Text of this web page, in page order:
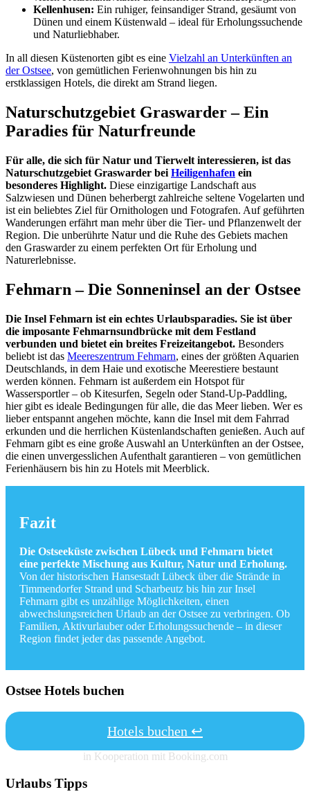
Kellenhusen: Ein ruhiger, feinsandiger Strand, gesäumt von
Dünen und einem Küstenwald – ideal für Erholungssuchende
und Naturliebhaber.
In all diesen Küstenorten gibt es eine Vielzahl an Unterkünften an
der Ostsee, von gemütlichen Ferienwohnungen bis hin zu
erstklassigen Hotels, die direkt am Strand liegen.
Naturschutzgebiet Graswarder – Ein
Paradies für Naturfreunde
Für alle, die sich für Natur und Tierwelt interessieren, ist das
Naturschutzgebiet Graswarder bei Heiligenhafen ein
besonderes Highlight. Diese einzigartige Landschaft aus
Salzwiesen und Dünen beherbergt zahlreiche seltene Vogelarten und
ist ein beliebtes Ziel für Ornithologen und Fotografen. Auf geführten
Wanderungen erfährt man mehr über die Tier- und Pflanzenwelt der
Region. Die unberührte Natur und die Ruhe des Gebiets machen
den Graswarder zu einem perfekten Ort für Erholung und
Naturerlebnisse.
Fehmarn – Die Sonneninsel an der Ostsee
Die Insel Fehmarn ist ein echtes Urlaubsparadies. Sie ist über
die imposante Fehmarnsundbrücke mit dem Festland
verbunden und bietet ein breites Freizeitangebot. Besonders
beliebt ist das Meereszentrum Fehmarn, eines der größten Aquarien
Deutschlands, in dem Haie und exotische Meerestiere bestaunt
werden können. Fehmarn ist außerdem ein Hotspot für
Wassersportler – ob Kitesurfen, Segeln oder Stand-Up-Paddling,
hier gibt es ideale Bedingungen für alle, die das Meer lieben. Wer es
lieber entspannt angehen möchte, kann die Insel mit dem Fahrrad
erkunden und die herrlichen Küstenlandschaften genießen. Auch auf
Fehmarn gibt es eine große Auswahl an Unterkünften an der Ostsee,
die einen unvergesslichen Aufenthalt garantieren – von gemütlichen
Ferienhäusern bis hin zu Hotels mit Meerblick.
Fazit
Die Ostseeküste zwischen Lübeck und Fehmarn bietet
eine perfekte Mischung aus Kultur, Natur und Erholung.
Von der historischen Hansestadt Lübeck über die Strände in
Timmendorfer Strand und Scharbeutz bis hin zur Insel
Fehmarn gibt es unzählige Möglichkeiten, einen
abwechslungsreichen Urlaub an der Ostsee zu verbringen. Ob
Familien, Aktivurlauber oder Erholungssuchende – in dieser
Region findet jeder das passende Angebot.
Ostsee Hotels buchen
Hotels buchen ↩
in Kooperation mit Booking.com
Urlaubs Tipps